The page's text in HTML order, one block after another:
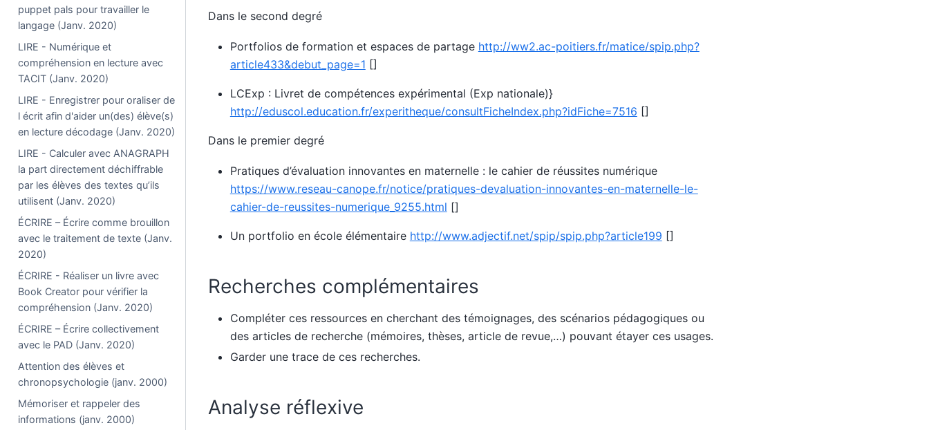
puppet pals pour travailler le
langage (Janv. 2020)
LIRE - Numérique et
compréhension en lecture avec
TACIT (Janv. 2020)
LIRE - Enregistrer pour oraliser de
l écrit afin d'aider un(des) élève(s)
en lecture décodage (Janv. 2020)
LIRE - Calculer avec ANAGRAPH
la part directement déchiffrable
par les élèves des textes qu’ils
utilisent (Janv. 2020)
ÉCRIRE – Écrire comme brouillon
avec le traitement de texte (Janv.
2020)
ÉCRIRE - Réaliser un livre avec
Book Creator pour vérifier la
compréhension (Janv. 2020)
ÉCRIRE – Écrire collectivement
avec le PAD (Janv. 2020)
Attention des élèves et
chronopsychologie (janv. 2000)
Mémoriser et rappeler des
informations (janv. 2000)
Dans le second degré
Portfolios de formation et espaces de partage http://ww2.ac-poitiers.fr/matice/spip.php?
article433&debut_page=1 []
LCExp : Livret de compétences expérimental (Exp nationale)}
http://eduscol.education.fr/experitheque/consultFicheIndex.php?idFiche=7516 []
Dans le premier degré
Pratiques d’évaluation innovantes en maternelle : le cahier de réussites numérique
https://www.reseau-canope.fr/notice/pratiques-devaluation-innovantes-en-maternelle-le-
cahier-de-reussites-numerique_9255.html []
Un portfolio en école élémentaire http://www.adjectif.net/spip/spip.php?article199 []
Recherches complémentaires
Compléter ces ressources en cherchant des témoignages, des scénarios pédagogiques ou
des articles de recherche (mémoires, thèses, article de revue,…) pouvant étayer ces usages.
Garder une trace de ces recherches.
Analyse réflexive